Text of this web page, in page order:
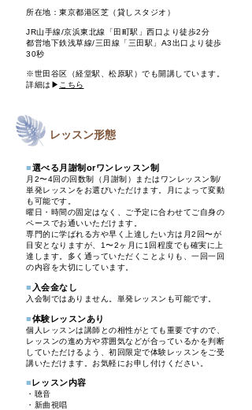
​所在地：東京都港区芝 ​（貸しスタジオ）
JR山手線/京浜東北線「田町駅」西口より徒歩2分
都営地下鉄浅草線/三田線「三田駅」A3出口より徒歩
30秒
※​世田谷区（経堂駅、松原駅）でも開講しています。
詳細は▶︎ こちら
レッスン形態
■選べる月謝制orワンレッスン制
月2〜4回の回数制（月謝制）またはワンレッスン制/
単発レッスンをお選びいただけます。月によって変動
も可能です。
曜日・時間の固定はなく、ご予定に合わせてご自身の
ペースでお通いいただけます。​
​専門的に学ばれる方や早く上達したい方は月2回〜が
目安となりますが、1〜2ヶ月に1回程度でも確実に上
達します。多く通っていただくことよりも、一回一回
の内容を大切にしています。​
■ 入会金なし
入会制ではありません。単発レッスンも可能です。​
■体験レッスンあり
個人レッスンは講師との相性がとても重要ですので、
レッスンの進め方や雰囲気などが合っているかを判断
していただけるよう、初回限定で体験レッスンをご受
講いただけます。お気軽にお申し付けください。
■レッスン内容
・聴音
・新曲視唱